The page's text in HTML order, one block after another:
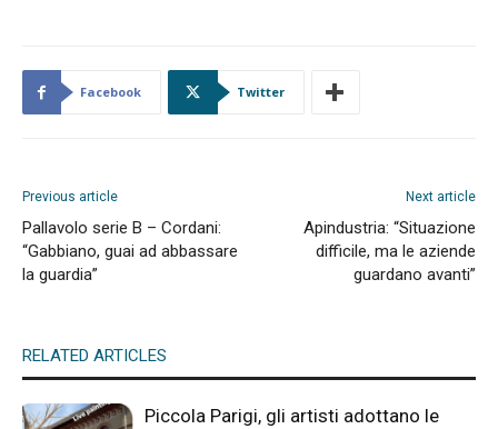
Facebook Twitter
Previous article
Pallavolo serie B – Cordani:
“Gabbiano, guai ad abbassare
la guardia”
Next article
Apindustria: “Situazione
difficile, ma le aziende
guardano avanti”
RELATED ARTICLES
Piccola Parigi, gli artisti adottano le